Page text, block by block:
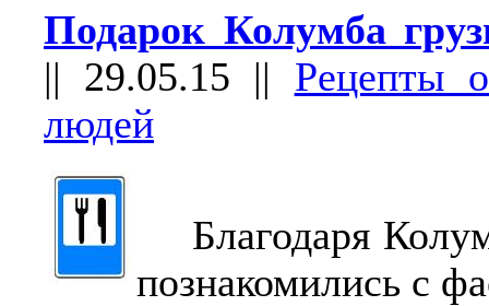
Подарок Колумба
|| 29.05.15 || Рецепты
людей
Благодаря
познакомились с